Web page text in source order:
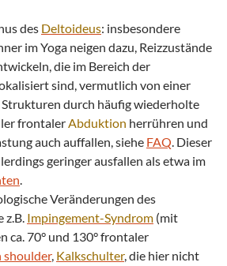
des Deltoideus: insbesondere
im Yoga neigen dazu, Reizzustände
die im Bereich der
sind, vermutlich von einer
durch häufig wiederholte
frontalerAbduktion herrühren und
auch auffallen, siehe FAQ. Dieser
geringer ausfallen als etwa im
.
Veränderungen des
z.B. Impingement-Syndrom (mit
ca. 70° und 130° frontaler
shoulder, Kalkschulter, die hier nicht